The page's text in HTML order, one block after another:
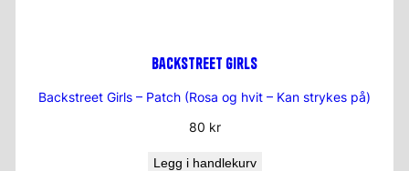
Backstreet Girls
Backstreet Girls – Patch (Rosa og hvit – Kan strykes på)
80 kr
Legg i handlekurv